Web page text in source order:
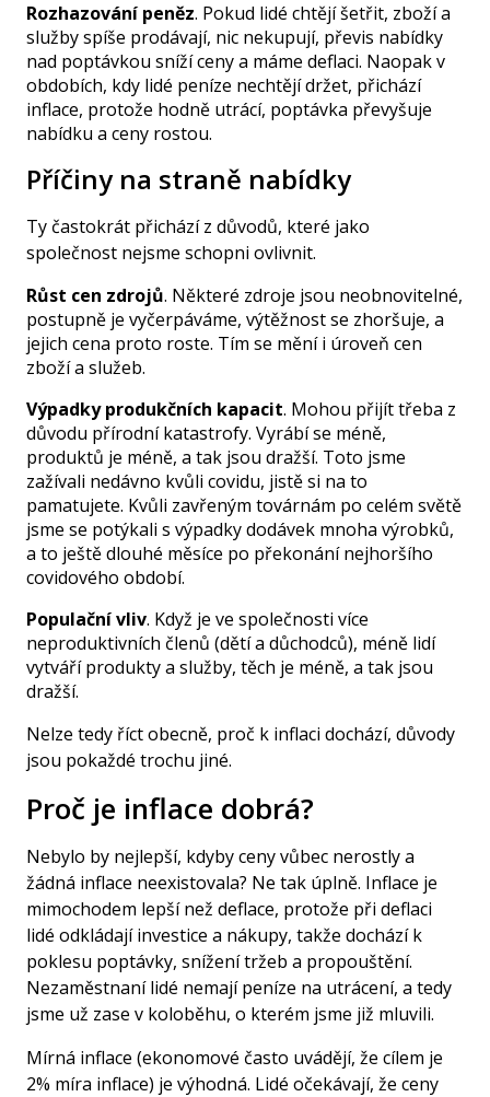
Rozhazování peněz. Pokud lidé chtějí šetřit, zboží a
služby spíše prodávají, nic nekupují, převis nabídky
nad poptávkou sníží ceny a máme deflaci. Naopak v
obdobích, kdy lidé peníze nechtějí držet, přichází
inflace, protože hodně utrácí, poptávka převyšuje
nabídku a ceny rostou.
Příčiny na straně nabídky
Ty častokrát přichází z důvodů, které jako
společnost nejsme schopni ovlivnit.
Růst cen zdrojů. Některé zdroje jsou neobnovitelné,
postupně je vyčerpáváme, výtěžnost se zhoršuje, a
jejich cena proto roste. Tím se mění i úroveň cen
zboží a služeb.
Výpadky produkčních kapacit. Mohou přijít třeba z
důvodu přírodní katastrofy. Vyrábí se méně,
produktů je méně, a tak jsou dražší. Toto jsme
zažívali nedávno kvůli covidu, jistě si na to
pamatujete. Kvůli zavřeným továrnám po celém světě
jsme se potýkali s výpadky dodávek mnoha výrobků,
a to ještě dlouhé měsíce po překonání nejhoršího
covidového období.
Populační vliv. Když je ve společnosti více
neproduktivních členů (dětí a důchodců), méně lidí
vytváří produkty a služby, těch je méně, a tak jsou
dražší.
Nelze tedy říct obecně, proč k inflaci dochází, důvody
jsou pokaždé trochu jiné.
Proč je inflace dobrá?
Nebylo by nejlepší, kdyby ceny vůbec nerostly a
žádná inflace neexistovala? Ne tak úplně. Inflace je
mimochodem lepší než deflace, protože při deflaci
lidé odkládají investice a nákupy, takže dochází k
poklesu poptávky, snížení tržeb a propouštění.
Nezaměstnaní lidé nemají peníze na utrácení, a tedy
jsme už zase v koloběhu, o kterém jsme již mluvili.
Mírná inflace (ekonomové často uvádějí, že cílem je
2% míra inflace) je výhodná. Lidé očekávají, že ceny